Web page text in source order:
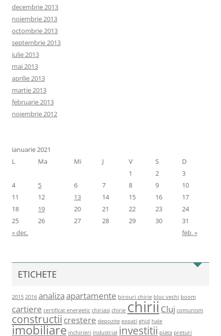
decembrie 2013
noiembrie 2013
octombrie 2013
septembrie 2013
iulie 2013
mai 2013
aprilie 2013
martie 2013
februarie 2013
noiembrie 2012
ianuarie 2021
L
Ma Mi J V S
D
1
2
3
4
5 6 7 8 9
10
11
12 13 14 15 16
17
18
19 20 21 22 23
24
25
26 27 28 29 30
31
« dec.
feb. »
ETICHETE
2015 2016 analizaapartamente birouri chirie bloc vechi boom
cartiere certificat energetic chiriasi chirie chiriiCluj comunism
constructii crestere depozite expati ghid hale
imobiliare inchirieri industrial investitii piata preturi